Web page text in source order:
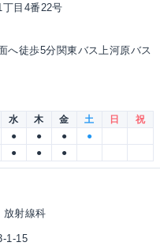
目4番22号
へ徒歩5分関東バス上河原バス
水 木 金 土 日
祝
● ● ●
●
● ● ●
放射線科
1-15